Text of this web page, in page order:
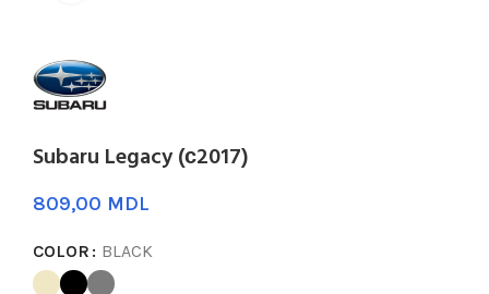
Subaru Legacy (с2017)
MDL
COLOR BLACK